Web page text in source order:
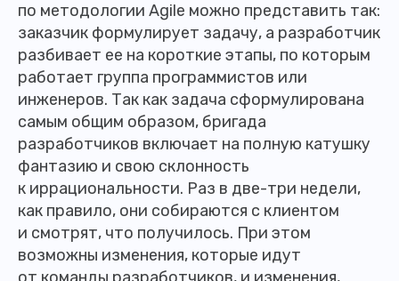
по методологии Agile можно представить так:
заказчик формулирует задачу, а разработчик
разбивает ее на короткие этапы, по которым
работает группа программистов или
инженеров. Так как задача сформулирована
самым общим образом, бригада
разработчиков включает на полную катушку
фантазию и свою склонность
к иррациональности. Раз в две-три недели,
как правило, они собираются с клиентом
и смотрят, что получилось. При этом
возможны изменения, которые идут